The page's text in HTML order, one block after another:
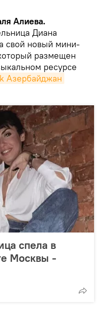
Алиева.
Диана
свой новый мини-
размещен
ресурсе
Азербайджан
спела в
Москвы -